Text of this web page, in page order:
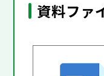
資料ファ